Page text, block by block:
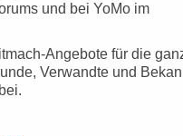
und bei YoMo im
Angebote für die
Verwandte und